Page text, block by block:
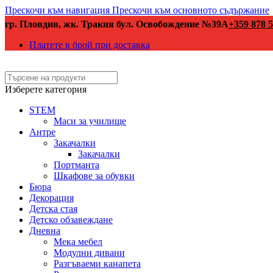
Прескочи към навигация Прескочи към основното съдържание
гр. Пловдив, жк. Тракия бул. Освобождение №39А+359 878
Платете в брой при доставка
Изберете категория
STEM
Маси за училище
Антре
Закачалки
Закачалки
Портманта
Шкафове за обувки
Бюра
Декорация
Детска стая
Детско обзавеждане
Дневна
Мека мебел
Модулни дивани
Разгъваеми канапета